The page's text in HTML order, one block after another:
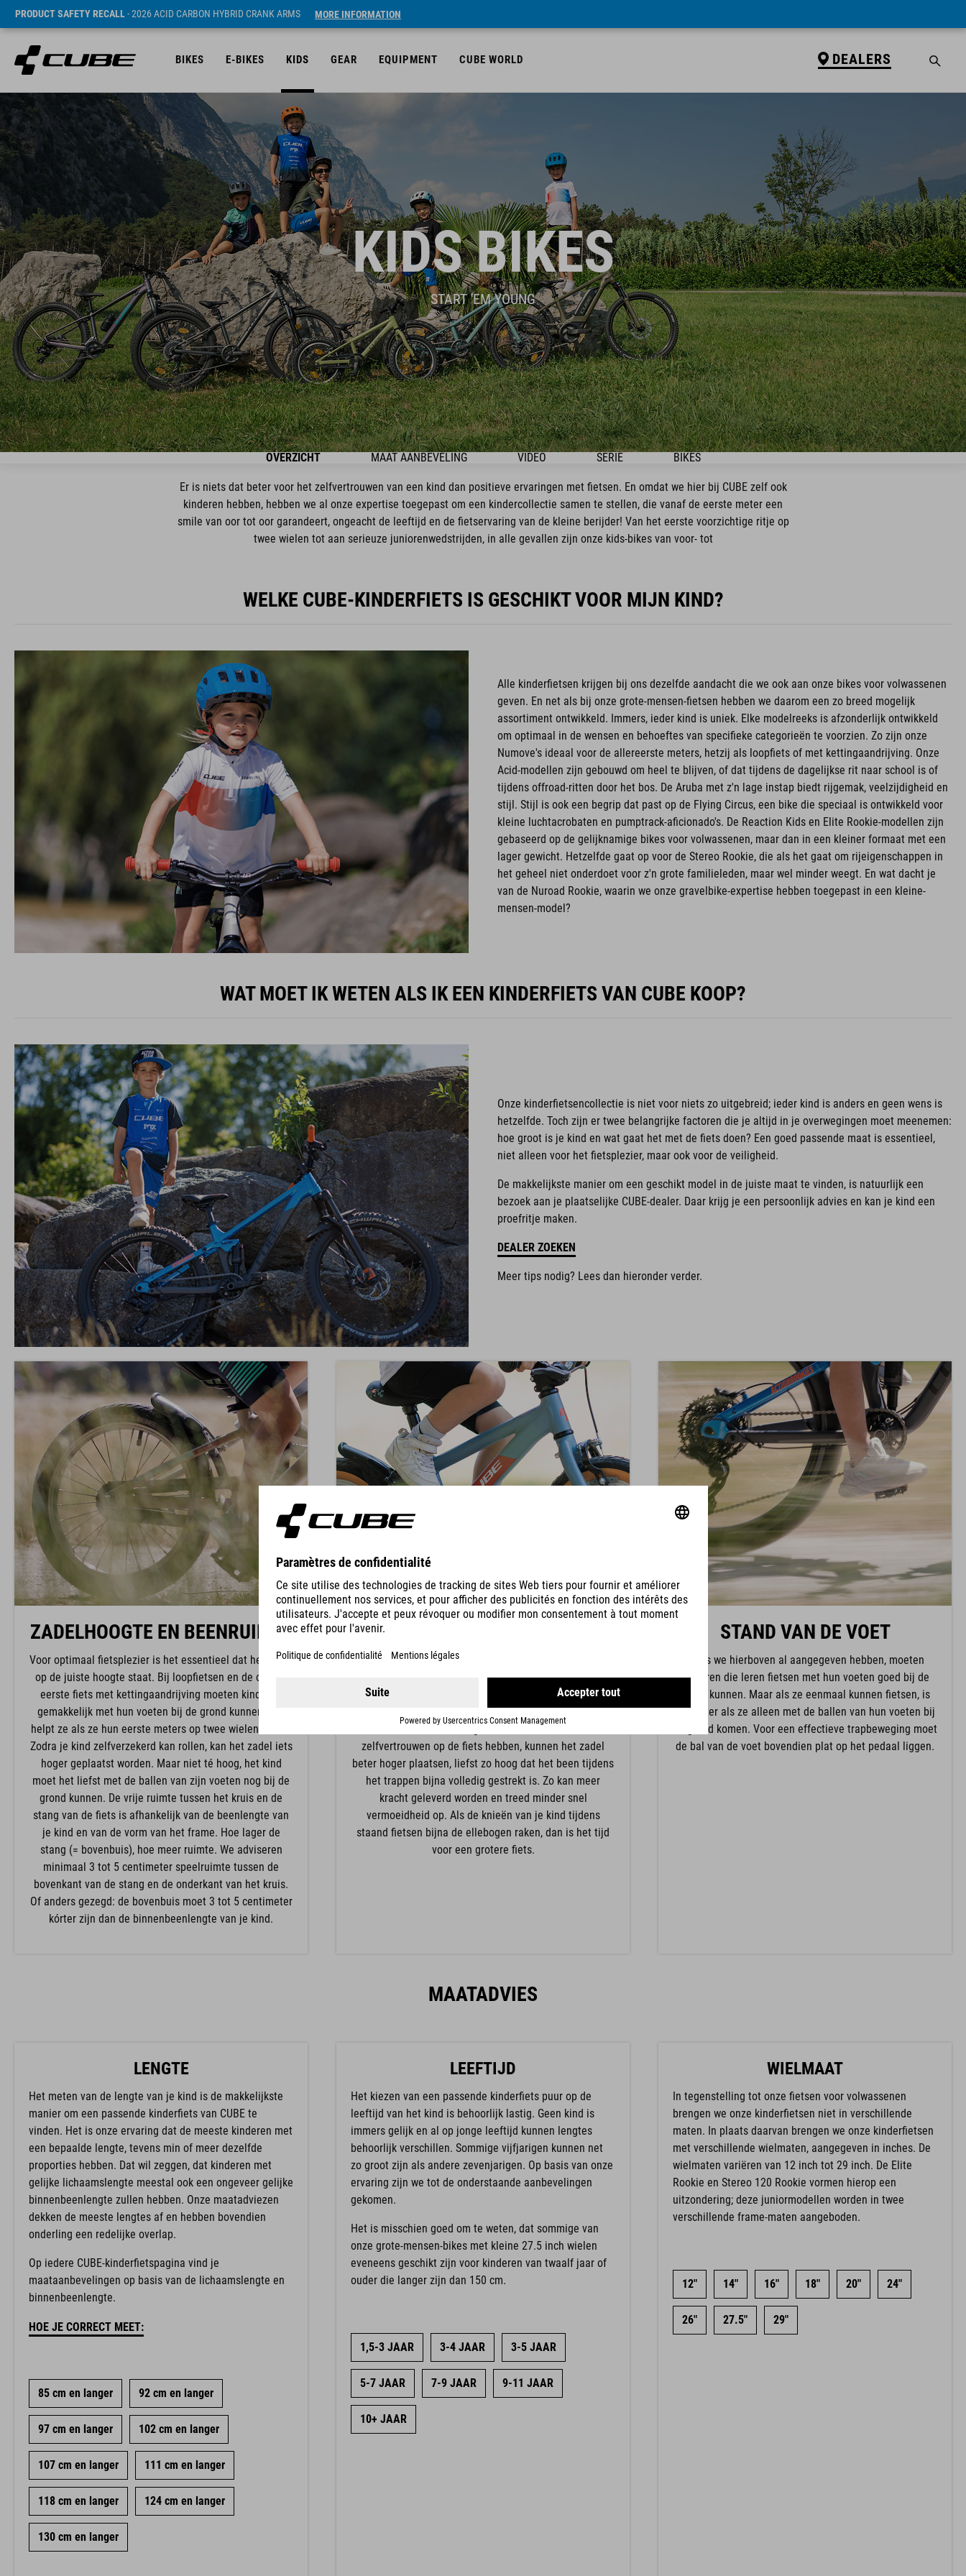
PRODUCT SAFETY RECALL- 2026 ACID CARBON HYBRID CRANK ARMS MORE INFORMATION
BIKES E-BIKES KIDS GEAR EQUIPMENT CUBE WORLD DEALERS
KIDS BIKES
START 'EM YOUNG
OVERZICHT MAAT AANBEVELING VIDEO SERIE BIKES
Er is niets dat beter voor het zelfvertrouwen van een kind dan positieve ervaringen met fietsen. En omdat we hier bij CUBE zelf ook
kinderen hebben, hebben we al onze expertise toegepast om een kindercollectie samen te stellen, die vanaf de eerste meter een
smile van oor tot oor garandeert, ongeacht de leeftijd en de fietservaring van de kleine berijder! Van het eerste voorzichtige ritje op
twee wielen tot aan serieuze juniorenwedstrijden, in alle gevallen zijn onze kids-bikes van voor- tot
WELKE CUBE-KINDERFIETS IS GESCHIKT VOOR MIJN KIND?
Alle kinderfietsen krijgen bij ons dezelfde aandacht die we ook aan onze bikes voor volwassenen
geven. En net als bij onze grote-mensen-fietsen hebben we daarom een zo breed mogelijk
assortiment ontwikkeld. Immers, ieder kind is uniek. Elke modelreeks is afzonderlijk ontwikkeld
om optimaal in de wensen en behoeftes van specifieke categorieën te voorzien. Zo zijn onze
Numove's ideaal voor de allereerste meters, hetzij als loopfiets of met kettingaandrijving. Onze
Acid-modellen zijn gebouwd om heel te blijven, of dat tijdens de dagelijkse rit naar school is of
tijdens offroad-ritten door het bos. De Aruba met z'n lage instap biedt rijgemak, veelzijdigheid en
stijl. Stijl is ook een begrip dat past op de Flying Circus, een bike die speciaal is ontwikkeld voor
kleine luchtacrobaten en pumptrack-aficionado's. De Reaction Kids en Elite Rookie-modellen zijn
gebaseerd op de gelijknamige bikes voor volwassenen, maar dan in een kleiner formaat met een
lager gewicht. Hetzelfde gaat op voor de Stereo Rookie, die als het gaat om rijeigenschappen in
het geheel niet onderdoet voor z'n grote familieleden, maar wel minder weegt. En wat dacht je
van de Nuroad Rookie, waarin we onze gravelbike-expertise hebben toegepast in een kleine-
mensen-model?
WAT MOET IK WETEN ALS IK EEN KINDERFIETS VAN CUBE KOOP?
Onze kinderfietsencollectie is niet voor niets zo uitgebreid; ieder kind is anders en geen wens is
hetzelfde. Toch zijn er twee belangrijke factoren die je altijd in je overwegingen moet meenemen:
hoe groot is je kind en wat gaat het met de fiets doen? Een goed passende maat is essentieel,
niet alleen voor het fietsplezier, maar ook voor de veiligheid.
De makkelijkste manier om een geschikt model in de juiste maat te vinden, is natuurlijk een
bezoek aan je plaatselijke CUBE-dealer. Daar krijg je een persoonlijk advies en kan je kind een
proefritje maken.
DEALER ZOEKEN
Meer tips nodig? Lees dan hieronder verder.
ZADELHOOGTE EN BEENRUIMTE
Voor optimaal fietsplezier is het essentieel dat het zadel
op de juiste hoogte staat. Bij loopfietsen en de ook bij
eerste fiets met kettingaandrijving moeten kinderen
gemakkelijk met hun voeten bij de grond kunnen. Dat
helpt ze als ze hun eerste meters op twee wielen rollen.
Zodra je kind zelfverzekerd kan rollen, kan het zadel iets
hoger geplaatst worden. Maar niet té hoog, het kind
moet het liefst met de ballen van zijn voeten nog bij de
grond kunnen. De vrije ruimte tussen het kruis en de
stang van de fiets is afhankelijk van de beenlengte van
je kind en van de vorm van het frame. Hoe lager de
stang (= bovenbuis), hoe meer ruimte. We adviseren
minimaal 3 tot 5 centimeter speelruimte tussen de
bovenkant van de stang en de onderkant van het kruis.
Of anders gezegd: de bovenbuis moet 3 tot 5 centimeter
kórter zijn dan de binnenbeenlengte van je kind.
De buiging van de knieën wordt bepaald door de hoogte
van het zadel. Dat betekent dat een lage zadelpositie -
zoals bij loop- en leerfietsen waarbij de voeten makkelijk
bij de grond moeten kunnen - om een sterkere buiging
van de knieën vraagt. Kinderen die al veel
zelfvertrouwen op de fiets hebben, kunnen het zadel
beter hoger plaatsen, liefst zo hoog dat het been tijdens
het trappen bijna volledig gestrekt is. Zo kan meer
kracht geleverd worden en treed minder snel
vermoeidheid op. Als de knieën van je kind tijdens
staand fietsen bijna de ellebogen raken, dan is het tijd
voor een grotere fiets.
STAND VAN DE VOET
Zoals we hierboven al aangegeven hebben, moeten
kinderen die leren fietsen met hun voeten goed bij de
grond kunnen. Maar als ze eenmaal kunnen fietsen, is
het beter als ze alleen met de ballen van hun voeten bij
de grond komen. Voor een effectieve trapbeweging moet
de bal van de voet bovendien plat op het pedaal liggen.
MAATADVIES
LENGTE
Het meten van de lengte van je kind is de makkelijkste
manier om een passende kinderfiets van CUBE te
vinden. Het is onze ervaring dat de meeste kinderen met
een bepaalde lengte, tevens min of meer dezelfde
proporties hebben. Dat wil zeggen, dat kinderen met
gelijke lichaamslengte meestal ook een ongeveer gelijke
binnenbeenlengte zullen hebben. Onze maatadviezen
dekken de meeste lengtes af en hebben bovendien
onderling een redelijke overlap.
Op iedere CUBE-kinderfietspagina vind je
maataanbevelingen op basis van de lichaamslengte en
binnenbeenlengte.
HOE JE CORRECT MEET:
85 cm en langer 92 cm en langer
97 cm en langer 102 cm en langer
107 cm en langer 111 cm en langer
118 cm en langer 124 cm en langer
130 cm en langer
LEEFTIJD
Het kiezen van een passende kinderfiets puur op de
leeftijd van het kind is behoorlijk lastig. Geen kind is
immers gelijk en al op jonge leeftijd kunnen lengtes
behoorlijk verschillen. Sommige vijfjarigen kunnen net
zo groot zijn als andere zevenjarigen. Op basis van onze
ervaring zijn we tot de onderstaande aanbevelingen
gekomen.
Het is misschien goed om te weten, dat sommige van
onze grote-mensen-bikes met kleine 27.5 inch wielen
eveneens geschikt zijn voor kinderen van twaalf jaar of
ouder die langer zijn dan 150 cm.
1,5-3 JAAR 3-4 JAAR 3-5 JAAR
5-7 JAAR 7-9 JAAR 9-11 JAAR
10+ JAAR
WIELMAAT
In tegenstelling tot onze fietsen voor volwassenen
brengen we onze kinderfietsen niet in verschillende
maten. In plaats daarvan brengen we onze kinderfietsen
met verschillende wielmaten, aangegeven in inches. De
wielmaten variëren van 12 inch tot 29 inch. De Elite
Rookie en Stereo 120 Rookie vormen hierop een
uitzondering; deze juniormodellen worden in twee
verschillende frame-maten aangeboden.
12" 14" 16" 18" 20" 24"
26" 27.5" 29"